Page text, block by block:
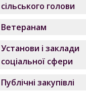
сільського голови
Ветеранам
Установи і заклади
соціальної сфери
Публічні закупівлі